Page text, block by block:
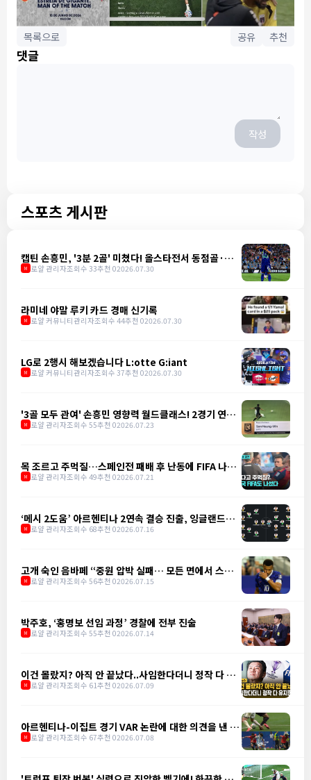
목록으로 공유 추천
댓글
작성
스포츠 게시판
캡틴 손흥민, '3분 2골' 미쳤다! 올스타전서 동점골·역
전골 폭발
M 로얄 관리자조회수 33추천 02026.07.30
라미네 야말 루키 카드 경매 신기록
M 로얄 커뮤니티관리자조회수 44추천 02026.07.30
LG로 2행시 해보겠습니다 L:otte G:iant
M 로얄 커뮤니티관리자조회수 37추천 02026.07.30
'3골 모두 관여' 손흥민 영향력 월드클래스! 2경기 연속
골로 LAFC 3-1 승리 견인
M 로얄 관리자조회수 55추천 02026.07.23
목 조르고 주먹질…스페인전 패배 후 난동에 FIFA 나섰
다
M 로얄 관리자조회수 49추천 02026.07.21
‘메시 2도움’ 아르헨티나 2연속 결승 진출, 잉글랜드에
2-1 역전승
M 로얄 관리자조회수 68추천 02026.07.16
고개 숙인 음바페 “중원 압박 실패… 모든 면에서 스페
인에 밀려"
M 로얄 관리자조회수 56추천 02026.07.15
박주호, ‘홍명보 선임 과정’ 경찰에 전부 진술
M 로얄 관리자조회수 55추천 02026.07.14
이건 몰랐지? 아직 안 끝났다..사임한다더니 정작 다 유
지한다
M 로얄 관리자조회수 61추천 02026.07.09
아르헨티나-이집트 경기 VAR 논란에 대한 의견을 낸 앙
리
M 로얄 관리자조회수 67추천 02026.07.08